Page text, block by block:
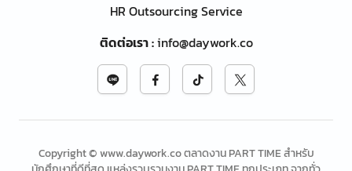
HR Outsourcing Service
ติดต่อเรา:info@daywork.co
Copyright © www.daywork.co ตลาดงาน PART TIME สำหรับ